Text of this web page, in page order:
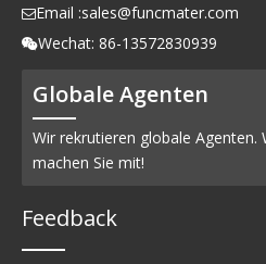
Email :sales@funcmater.com
Wechat: 86-13572830939
Globale Agenten
Wir rekrutieren globale Agenten.
machen Sie mit!
Feedback